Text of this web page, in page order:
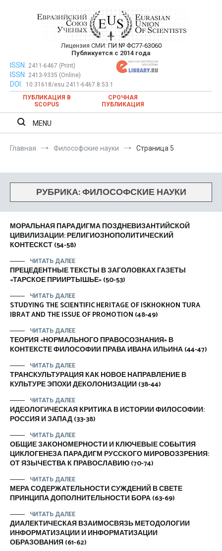
Евразийский Союз Ученых —
публикация научных статей в
ежемесячном научном журнале
Лицензия СМИ: ПИ № ФС77-63060
Публикуется с 2014 года
Евразийский Союз Ученых — публикация научных статей в
ежемесячном научном журнале
ISSN: 2411-6467 (Print)
ISSN: 2413-9335 (Online)
DOI:
10.31618/esu.2411-6467.8.53.1
ПУБЛИКАЦИЯ В
SCOPUS
СРОЧНАЯ
ПУБЛИКАЦИЯ
MENU
Главная Философские науки Страница 5
РУБРИКА:ФИЛОСОФСКИЕ НАУКИ
МОРАЛЬНАЯ ПАРАДИГМА ПОЗДНЕВИЗАНТИЙСКОЙ
ЦИВИЛИЗАЦИИ: РЕЛИГИОЗНОПОЛИТИЧЕСКИЙ
КОНТЕСКСТ (54-58)
ЧИТАТЬ ДАЛЕЕ
ПРЕЦЕДЕНТНЫЕ ТЕКСТЫ В ЗАГОЛОВКАХ ГАЗЕТЫ
«ТАРСКОЕ ПРИИРТЫШЬЕ» (50-53)
ЧИТАТЬ ДАЛЕЕ
STUDYING THE SCIENTIFIC HERITAGE OF ISKHOKHON TURA
IBRAT AND THE ISSUE OF PROMOTION (48-49)
ЧИТАТЬ ДАЛЕЕ
ТЕОРИЯ «НОРМАЛЬНОГО ПРАВОСОЗНАНИЯ» В
КОНТЕКСТЕ ФИЛОСОФИИ ПРАВА ИВАНА ИЛЬИНА (44-47)
ЧИТАТЬ ДАЛЕЕ
ТРАНСКУЛЬТУРАЦИЯ КАК НОВОЕ НАПРАВЛЕНИЕ В
КУЛЬТУРЕ ЭПОХИ ДЕКОЛОНИЗАЦИИ (38-44)
ЧИТАТЬ ДАЛЕЕ
ИДЕОЛОГИЧЕСКАЯ КРИТИКА В ИСТОРИИ ФИЛОСОФИИ:
РОССИЯ И ЗАПАД (33-38)
ЧИТАТЬ ДАЛЕЕ
ОБЩИЕ ЗАКОНОМЕРНОСТИ И КЛЮЧЕВЫЕ СОБЫТИЯ
ЦИКЛОГЕНЕЗА ПАРАДИГМ РУССКОГО МИРОВОЗЗРЕНИЯ:
ОТ ЯЗЫЧЕСТВА К ПРАВОСЛАВИЮ (70-74)
ЧИТАТЬ ДАЛЕЕ
МЕРА СОДЕРЖАТЕЛЬНОСТИ СУЖДЕНИЙ В СВЕТЕ
ПРИНЦИПА ДОПОЛНИТЕЛЬНОСТИ БОРА (63-69)
ЧИТАТЬ ДАЛЕЕ
ДИАЛЕКТИЧЕСКАЯ ВЗАИМОСВЯЗЬ МЕТОДОЛОГИИ
ИНФОРМАТИЗАЦИИ И ИНФОРМАТИЗАЦИИ
ОБРАЗОВАНИЯ (61-62)